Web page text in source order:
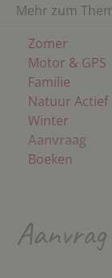
Mehr zum
Zomer
Motor & GPS
Familie
Natuur Actief
Winter
Aanvraag
Boeken
Aanvrag